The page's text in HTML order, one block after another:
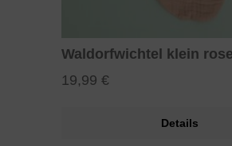
Waldorfwichtel klein rose
19,99 €
Details